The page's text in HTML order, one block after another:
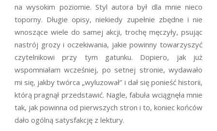
na wysokim poziomie. Styl autora był dla mnie nieco
toporny. Długie opisy, niekiedy zupełnie zbędne i nie
wnoszące wiele do samej akcji, trochę męczyły, psując
nastrój grozy i oczekiwania, jakie powinny towarzyszyć
czytelnikowi przy tym gatunku. Dopiero, jak już
wspomniałam wcześniej, po setnej stronie, wydawało
mi się, jakby twórca „wyluzował” i dał się ponieść historii,
którą pragnął przedstawić. Nagle, fabuła wciągnęła mnie
tak, jak powinna od pierwszych stron i to, koniec końców
dało ogólną satysfakcję z lektury.